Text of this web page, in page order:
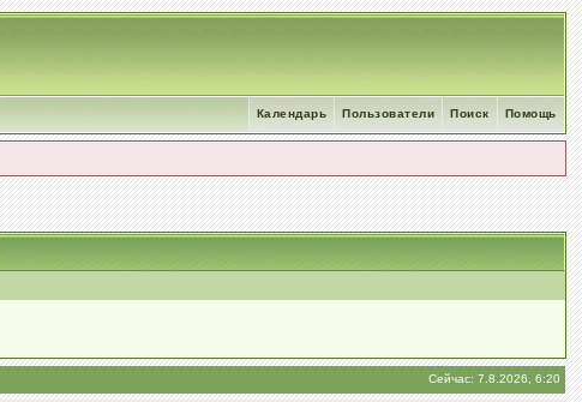
Помощь
Поиск
Пользователи
Календарь
Сейчас: 7.8.2026, 6:20